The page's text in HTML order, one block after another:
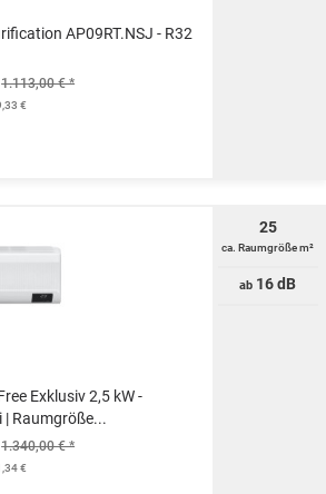
AP09RT.NSJ - R32
1.113,00 € *
€
Exklusiv 2,5 kW -
| Raumgröße...
1.340,00 € *
€
25
ca. Raumgröße m²
ab 16 dB